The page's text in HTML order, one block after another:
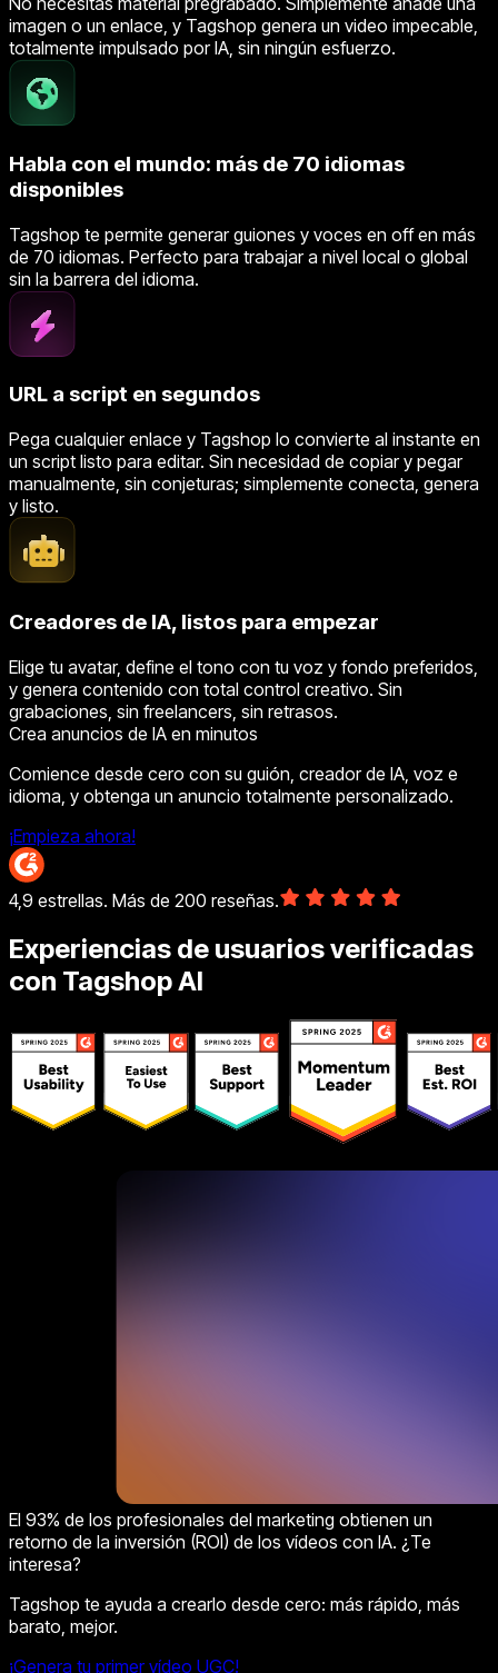
imagen o un enlace, y Tagshop genera un video impecable,
totalmente impulsado por IA, sin ningún esfuerzo.
Habla con el mundo: más de 70 idiomas
disponibles
Tagshop te permite generar guiones y voces en off en más
de 70 idiomas. Perfecto para trabajar a nivel local o global
sin la barrera del idioma.
URL a script en segundos
Pega cualquier enlace y Tagshop lo convierte al instante en
un script listo para editar. Sin necesidad de copiar y pegar
manualmente, sin conjeturas; simplemente conecta, genera
y listo.
Creadores de IA, listos para empezar
Elige tu avatar, define el tono con tu voz y fondo preferidos,
y genera contenido con total control creativo. Sin
grabaciones, sin freelancers, sin retrasos.
Crea anuncios de IA en minutos
Comience desde cero con su guión, creador de IA, voz e
idioma, y obtenga un anuncio totalmente personalizado.
¡Empieza ahora!
4,9 estrellas. Más de 200 reseñas.
Experiencias de usuarios verificadas
con Tagshop AI
El 93% de los profesionales del marketing obtienen un
retorno de la inversión (ROI) de los vídeos con IA. ¿Te
interesa?
Tagshop te ayuda a crearlo desde cero: más rápido, más
barato, mejor.
¡Genera tu primer vídeo UGC!